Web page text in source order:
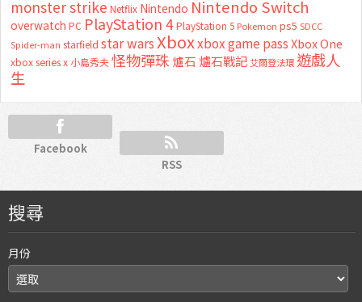
monster strike Netflix Nintendo Nintendo Switch
overwatch PC PlayStation 4 PlayStation 5 Pokemon ps5 SDCC
Spider-man starfield star warsXboxxbox game passXbox One
xbox series x 小島秀夫怪物彈珠 爐石 爐石戰記艾爾登法環 遊戲人
生
Facebook
RSS
搜尋
月份